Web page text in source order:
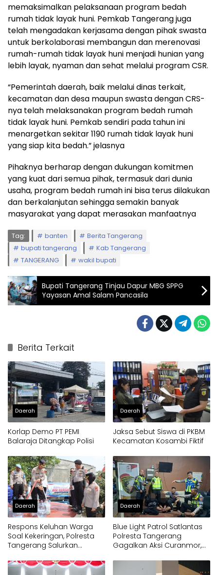
memaksimalkan pelaksanaan program bedah
rumah tidak layak huni. Pemkab Tangerang juga
telah mengadakan kerjasama dengan pihak swasta
untuk berkolaborasi membangun dan merenovasi
rumah-rumah tidak layak huni menjadi hunian yang
lebih layak, nyaman dan sehat melalui program CSR.
“Pemerintah daerah, baik melalui dinas terkait,
kecamatan dan desa maupun swasta dengan CRS-
nya telah melaksanakan program bedah rumah
tidak layak huni. Pemkab sendiri pada tahun ini
menargetkan sekitar 1190 rumah tidak layak huni
yang siap kita bedah.” jelasnya
Pihaknya berharap dengan dukungan komitmen
yang kuat dari semua pihak, termasuk dari dunia
usaha, program bedah rumah ini bisa terus dilakukan
dan berkalanjutan sehingga semakin banyak
masyarakat yang dapat merasakan manfaatnya
Tag: banten
Berita Tangerang
bupati tangerang
Kab Tangerang
TANGERANG
wakil bupati
Bupati Tangerang Tinjau Dapur MBG SPPG
Yayasan Amal Salam Pancasila
Berita Terkait
Daerah
Korlap Demo PT PEMI
Balaraja Ditangkap Polisi
Daerah
Jaksa Sebut Siswa di PKBM
Kecamatan Kosambi Fiktif
Daerah
Respons Keluhan Warga
Soal Kekeringan, Polresta
Tangerang Salurkan
Panongan
Daerah
Blue Light Patrol Satlantas
Polresta Tangerang
Gagalkan Aksi Curanmor,